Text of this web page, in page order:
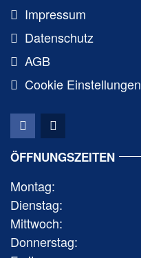
Impressum
Datenschutz
AGB
Cookie Einstellungen
ÖFFNUNGSZEITEN
Montag:
Dienstag:
Mittwoch:
Donnerstag: